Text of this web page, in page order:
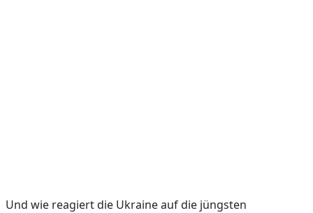
Und wie reagiert die Ukraine auf die jüngsten